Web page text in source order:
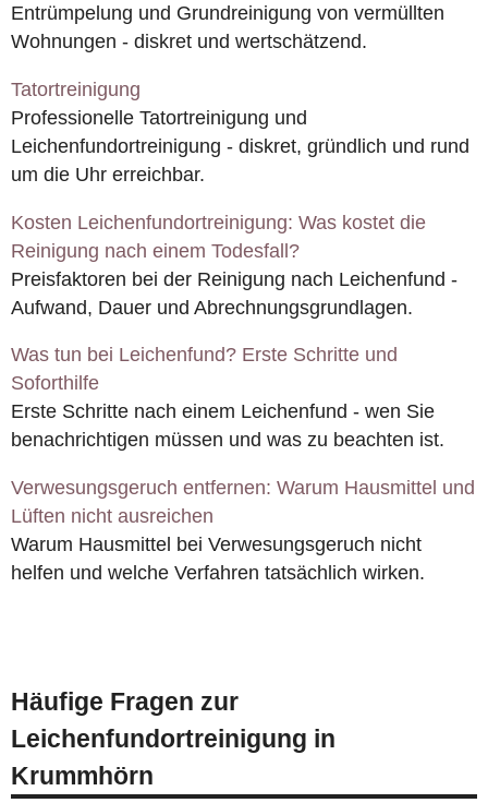
Entrümpelung und Grundreinigung von vermüllten
Wohnungen - diskret und wertschätzend.
Tatortreinigung
Professionelle Tatortreinigung und
Leichenfundortreinigung - diskret, gründlich und rund
um die Uhr erreichbar.
Kosten Leichenfundortreinigung: Was kostet die
Reinigung nach einem Todesfall?
Preisfaktoren bei der Reinigung nach Leichenfund -
Aufwand, Dauer und Abrechnungsgrundlagen.
Was tun bei Leichenfund? Erste Schritte und
Soforthilfe
Erste Schritte nach einem Leichenfund - wen Sie
benachrichtigen müssen und was zu beachten ist.
Verwesungsgeruch entfernen: Warum Hausmittel und
Lüften nicht ausreichen
Warum Hausmittel bei Verwesungsgeruch nicht
helfen und welche Verfahren tatsächlich wirken.
Häufige Fragen zur
Leichenfundortreinigung in
Krummhörn